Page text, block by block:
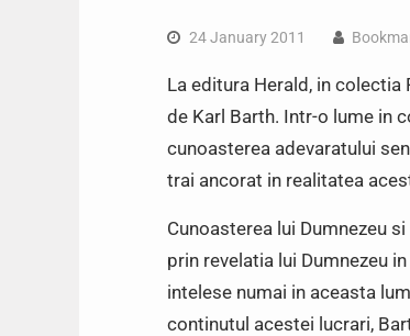
24 January 2011
La editura Herald, in colectia
de Karl Barth. Intr-o lume in
cunoasterea adevaratului
trai ancorat in realitatea
Cunoasterea lui Dumnezeu
prin revelatia lui Dumnezeu
intelese numai in aceasta
continutul acestei lucrari,